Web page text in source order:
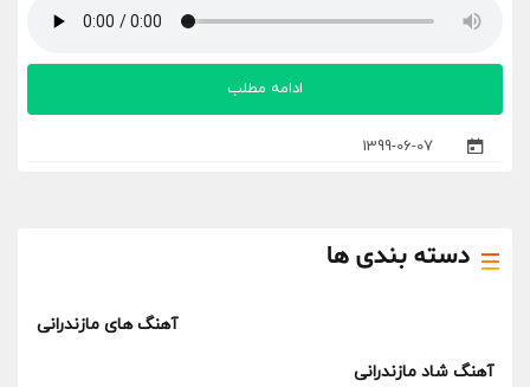
دسته بندی ها
آهنگ های مازندرانی
آهنگ شاد مازندرانی
1399-06-07
ادامه مطلب